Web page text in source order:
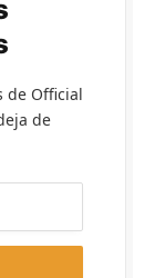
de Official
de